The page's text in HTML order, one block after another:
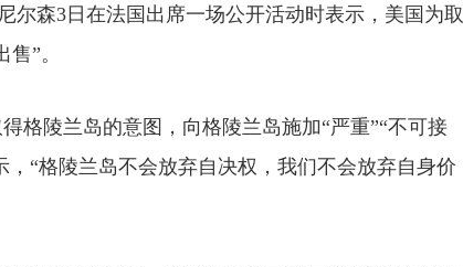
森3日在法国出席一场公开活动时表示，美国为取
”。
陵兰岛的意图，向格陵兰岛施加“严重”“不可接
“格陵兰岛不会放弃自决权，我们不会放弃自身价